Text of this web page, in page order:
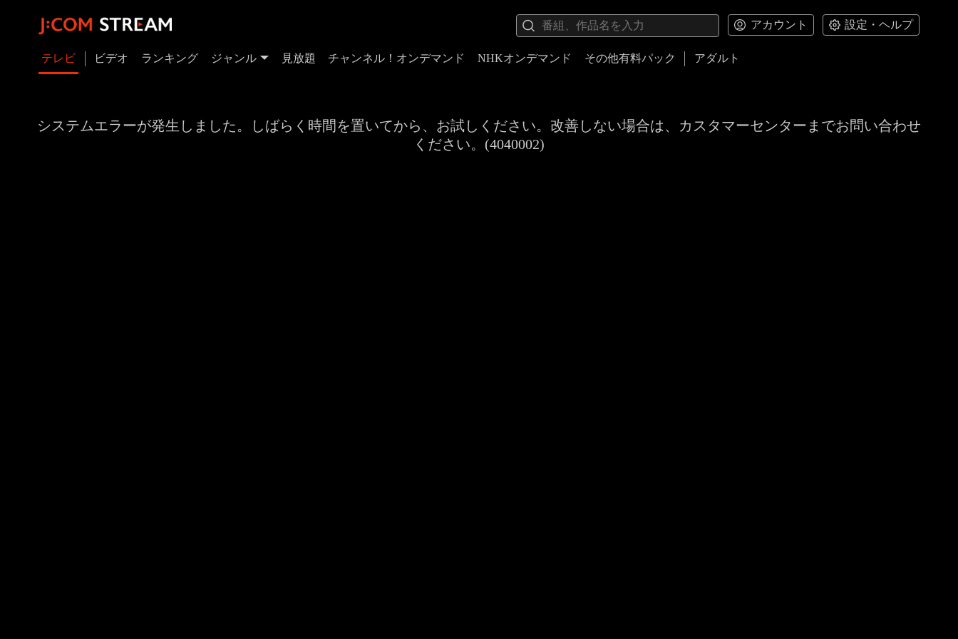
アカウント 設定・ヘルプ
テレビ ビデオ ランキング ジャンル 見放題 チャンネル！オンデマンド NHKオンデマンド その他有料パック アダルト
システムエラーが発生しました。しばらく時間を置いてから、お試しください。改善しない場合は、カスタマーセンターまでお問い合わせ
ください。(4040002)